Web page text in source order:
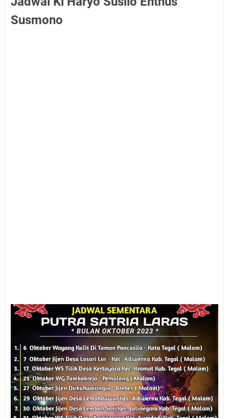
Susmono